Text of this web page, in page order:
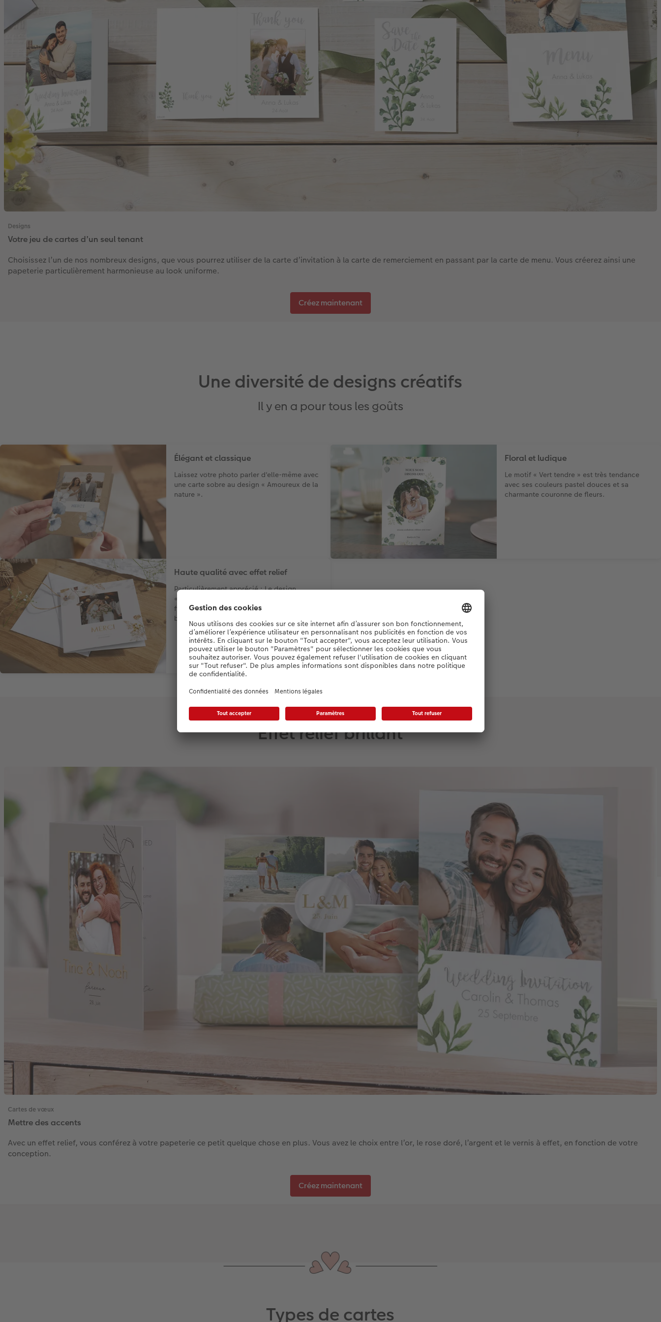
Designs
Votre jeu de cartes d’un seul tenant
Choisissez l’un de nos nombreux designs, que vous pourrez utiliser de la carte d’invitation à la carte de remerciement en passant par la carte de menu. Vous créerez ainsi une
papeterie particulièrement harmonieuse au look uniforme.
Créez maintenant
Une diversité de designs créatifs
Il y en a pour tous les goûts
Élégant et classique
Laissez votre photo parler d'elle-même avec
une carte sobre au design « Amoureux de la
nature ».
Floral et ludique
Le motif « Vert tendre » est très tendance
avec ses couleurs pastel douces et sa
charmante couronne de fleurs.
Haute qualité avec effet relief
Particulièrement apprécié : Le design
« Élégance naturelle verte » associé à une
finition raffinée attire tous les regards avec
beaucoup de style.
Effet relief brillant
Cartes de vœux
Mettre des accents
Avec un effet relief, vous conférez à votre papeterie ce petit quelque chose en plus. Vous avez le choix entre l’or, le rose doré, l’argent et le vernis à effet, en fonction de votre
conception.
Créez maintenant
Types de cartes